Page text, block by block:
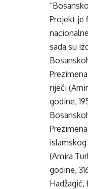
Projekt je
sada su
riječi
godine,
islamskog
(Amira
godine,